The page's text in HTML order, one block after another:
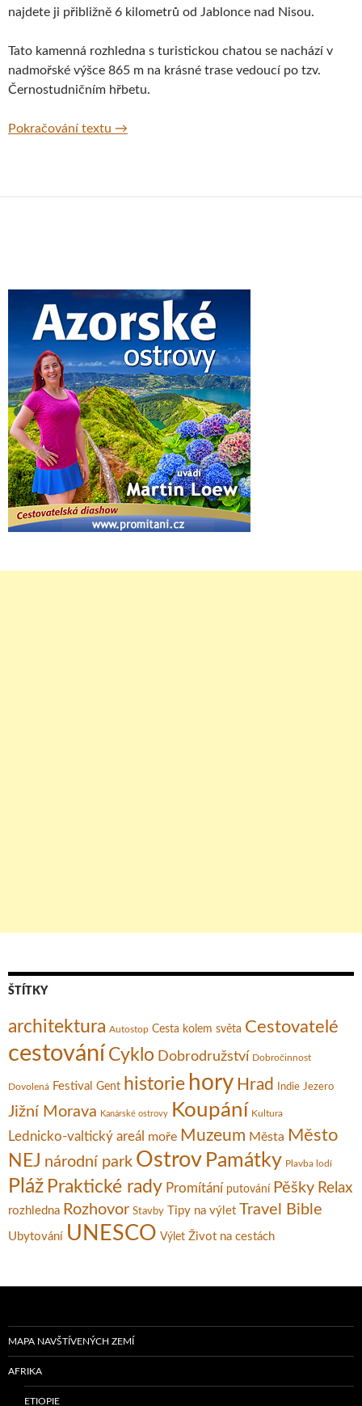
najdete ji přibližně 6 kilometrů od Jablonce nad Nisou.
Tato kamenná rozhledna s turistickou chatou se nachází v
nadmořské výšce 865 m na krásné trase vedoucí po tzv.
Černostudničním hřbetu.
Pokračování textu Rozhledna Černá Studnice na Jablonecku
→
ŠTÍTKY
architektura Autostop Cesta kolem světa Cestovatelé
cestování Cyklo Dobrodružství Dobročinnost
Dovolená Festival Gent historie hory Hrad Indie Jezero
Jižní Morava Kanárské ostrovy Koupání Kultura
Lednicko-valtický areál moře Muzeum Města Město
NEJ národní park Ostrov Památky Plavba lodí
Pláž Praktické rady Promítání putování Pěšky Relax
rozhledna Rozhovor Stavby Tipy na výlet Travel Bible
Ubytování UNESCO Výlet Život na cestách
MAPA NAVŠTÍVENÝCH ZEMÍ
AFRIKA
ETIOPIE